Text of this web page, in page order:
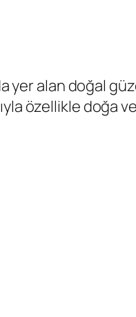
yer alan doğal
özellikle doğa